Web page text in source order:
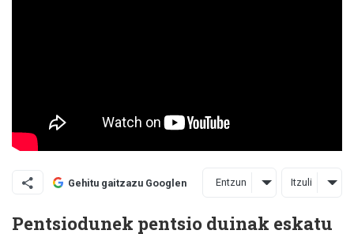
Gehitu gaitzazu Googlen Entzun Itzuli
Pentsiodunek pentsio duinak eskatu